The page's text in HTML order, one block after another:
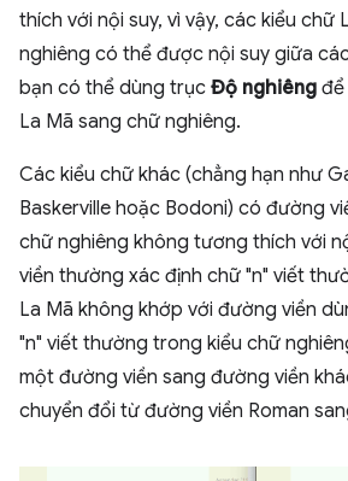
thích với nội suy, vì vậy, các kiểu chữ
nghiêng có thể được nội suy giữa
bạn có thể dùng trục Độ nghiêng để
La Mã sang chữ nghiêng.
Các kiểu chữ khác (chẳng hạn như
Baskerville hoặc Bodoni) có đường
chữ nghiêng không tương thích với
viền thường xác định chữ "n" viết
La Mã không khớp với đường viền
"n" viết thường trong kiểu chữ
một đường viền sang đường viền
chuyển đổi từ đường viền Roman